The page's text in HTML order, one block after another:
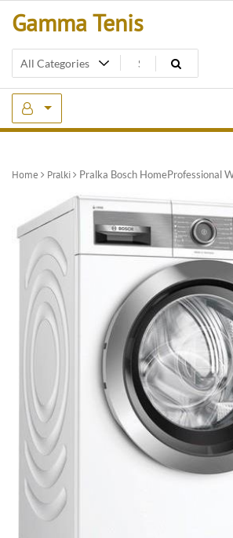
Gamma Tenis
Home Pralki Pralka Bosch HomeProfessional